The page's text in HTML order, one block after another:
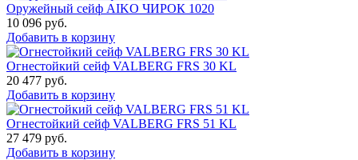
Оружейный сейф AIKO ЧИРОК 1020
10 096 руб.
Добавить в корзину
Огнестойкий сейф VALBERG FRS 30 KL
20 477 руб.
Добавить в корзину
Огнестойкий сейф VALBERG FRS 51 KL
27 479 руб.
Добавить в корзину